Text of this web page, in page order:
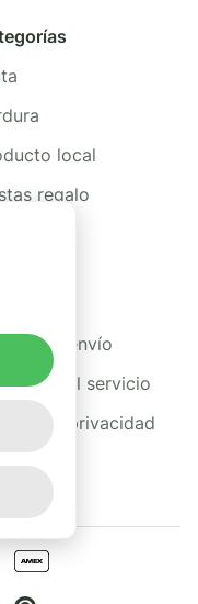
local
regalo
de envío
del servicio
de privacidad